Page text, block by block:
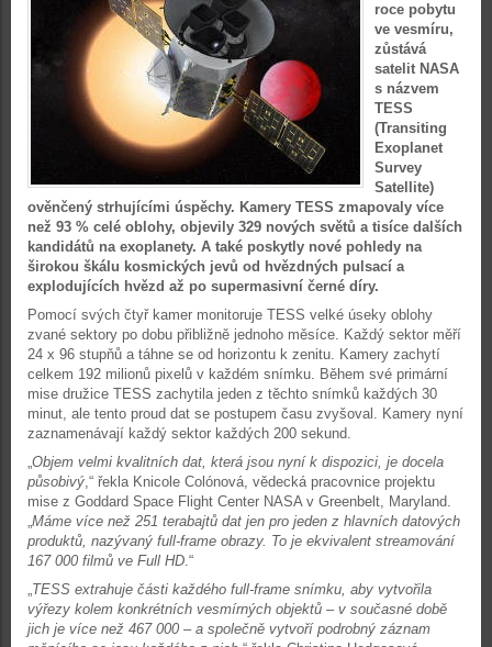
roce pobytu
ve vesmíru,
zůstává
satelit NASA
s názvem
TESS
(Transiting
Exoplanet
Survey
Satellite)
ověnčený strhujícími úspěchy. Kamery TESS zmapovaly více
než 93 % celé oblohy, objevily 329 nových světů a tisíce dalších
kandidátů na exoplanety. A také poskytly nové pohledy na
širokou škálu kosmických jevů od hvězdných pulsací a
explodujících hvězd až po supermasivní černé díry.
Pomocí svých čtyř kamer monitoruje TESS velké úseky oblohy
zvané sektory po dobu přibližně jednoho měsíce. Každý sektor měří
24 x 96 stupňů a táhne se od horizontu k zenitu. Kamery zachytí
celkem 192 milionů pixelů v každém snímku. Během své primární
mise družice TESS zachytila jeden z těchto snímků každých 30
minut, ale tento proud dat se postupem času zvyšoval. Kamery nyní
zaznamenávají každý sektor každých 200 sekund.
„Objem velmi kvalitních dat, která jsou nyní k dispozici, je docela
působivý,“ řekla Knicole Colónová, vědecká pracovnice projektu
mise z Goddard Space Flight Center NASA v Greenbelt, Maryland.
„Máme více než 251 terabajtů dat jen pro jeden z hlavních datových
produktů, nazývaný full-frame obrazy. To je ekvivalent streamování
167 000 filmů ve Full HD.“
„TESS extrahuje části každého full-frame snímku, aby vytvořila
výřezy kolem konkrétních vesmírných objektů – v současné době
jich je více než 467 000 – a společně vytvoří podrobný záznam